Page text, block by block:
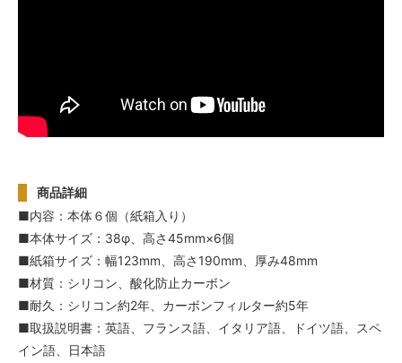
商品詳細
■内容：本体６個（紙箱入り）
■本体サイズ：38φ、高さ45mm×6個
■紙箱サイズ：幅123mm、高さ190mm、厚み48mm
■材質：シリコン、酸化防止カーボン
■耐久：シリコン約2年、カーボンフィルター約5年
■取扱説明書：英語、フランス語、イタリア語、ドイツ語、スペ
イン語、日本語